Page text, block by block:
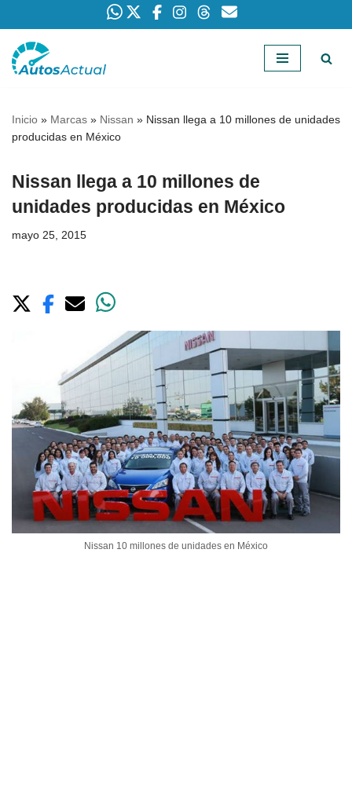
Saltar
Inicio » Marcas » Nissan » Nissan llega a 10 millones de unidades
producidas en México
Nissan llega a 10 millones de
unidades producidas en México
mayo 25, 2015
Nissan 10 millones de unidades en México